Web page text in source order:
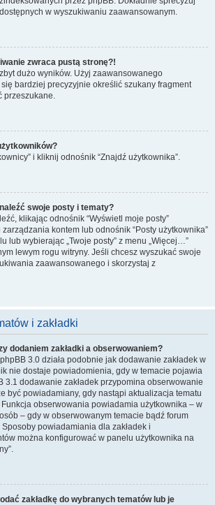
w wyszukiwaniu zaawansowanym.
zwraca pustą stronę?!
dużo wyników. Użyj zaawansowanego
bardziej precyzyjnie określić szukany fragment
przeszukane.
i kliknij odnośnik “Znajdź użytkownika”.
swoje posty i tematy?
klikając odnośnik “Wyświetl moje posty”
kontem lub odnośnik “Posty użytkownika”
lub wybierając „Twoje posty” z menu „Więcej…”
lewym rogu witryny. Jeśli chcesz wyszukać swoje
zaawansowanego i skorzystaj z
i zakładki
dodaniem zakładki a obserwowaniem?
3.0 działa podobnie jak dodawanie zakładek w
nie dostaje powiadomienia, gdy w temacie pojawia
3.1 dodawanie zakładek przypomina obserwowanie
być powiadamiany, gdy nastąpi aktualizacja tematu
obserwowania powiadamia użytkownika – w
– gdy w obserwowanym temacie bądź forum
powiadamiania dla zakładek i
można konfigurować w panelu użytkownika na
zakładkę do wybranych tematów lub je